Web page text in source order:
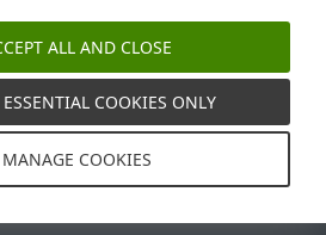
原則 管理 Cookie 網站地圖
2026ESET, spol. s r.o. - ESET, spol. s r.o. - 保留
。此處所用的商標皆為 ESET, spol. s r.o. 或 ESET
的商標或註冊商標。所有其他名稱和品牌
別公司的註冊商標。
ALL AND CLOSE
ESSENTIAL COOKIES ONLY
MANAGE COOKIES